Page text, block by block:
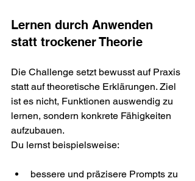
Lernen durch Anwenden
statt trockener Theorie
Die Challenge setzt bewusst auf Praxis
statt auf theoretische Erklärungen. Ziel
ist es nicht, Funktionen auswendig zu
lernen, sondern konkrete Fähigkeiten
aufzubauen.
Du lernst beispielsweise:
bessere und präzisere Prompts zu